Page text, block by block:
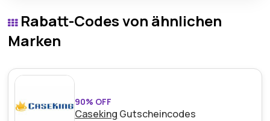
Bastelprojekte.
Rabatt-Codes von ähnlichen
Marken
90% OFF
Caseking Gutscheincodes